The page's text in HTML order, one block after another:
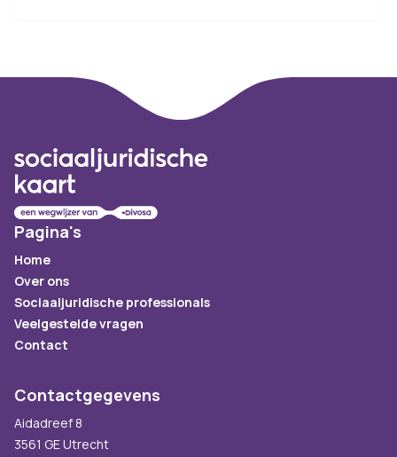
Pagina's
Home
Over ons
Sociaaljuridische professionals
Veelgestelde vragen
Contact
Contactgegevens
Aidadreef 8
3561 GE Utrecht